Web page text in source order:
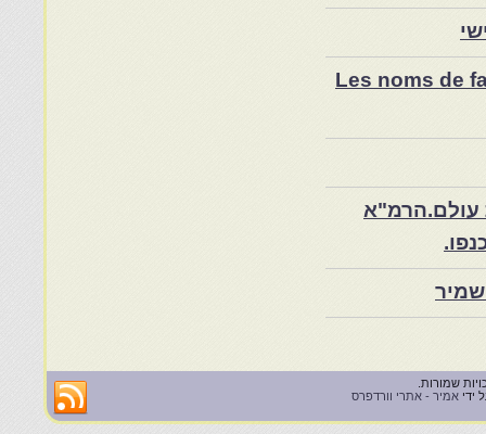
Les noms de
עולם.הרמ"א
ידי אמיר - אתרי וורדפרס